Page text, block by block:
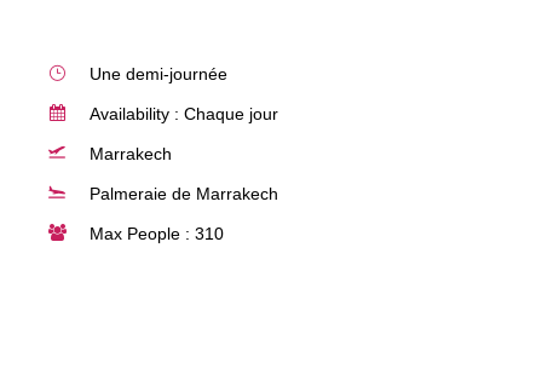
Une demi-journée
Availability : Chaque jour
Marrakech
Palmeraie de Marrakech
Max People : 310